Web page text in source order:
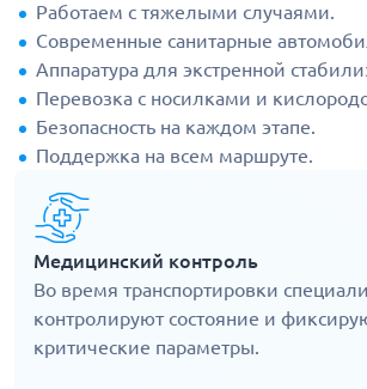
Работаем с тяжелыми случаями.
Современные санитарные
Аппаратура для экстренной
Перевозка с носилками и
Безопасность на каждом этапе.
Поддержка на всем маршруте.
Медицинский контроль
Во время транспортировки
контролируют состояние и
критические параметры.